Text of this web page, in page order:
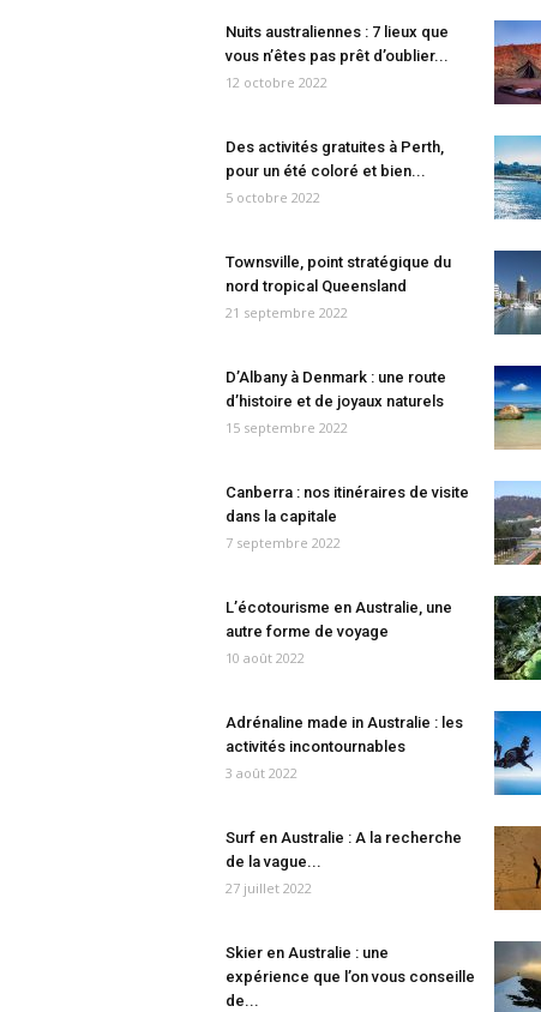
Nuits australiennes : 7 lieux que
vous n’êtes pas prêt d’oublier...
12 octobre 2022
Des activités gratuites à Perth,
pour un été coloré et bien...
5 octobre 2022
Townsville, point stratégique du
nord tropical Queensland
21 septembre 2022
D’Albany à Denmark : une route
d’histoire et de joyaux naturels
15 septembre 2022
Canberra : nos itinéraires de visite
dans la capitale
7 septembre 2022
L’écotourisme en Australie, une
autre forme de voyage
10 août 2022
Adrénaline made in Australie : les
activités incontournables
3 août 2022
Surf en Australie : A la recherche
de la vague...
27 juillet 2022
Skier en Australie : une
expérience que l’on vous conseille
de...